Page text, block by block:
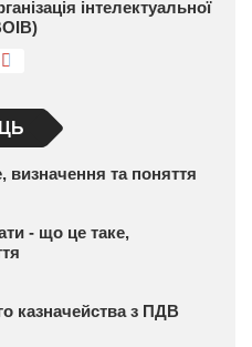
інтелектуальної
та поняття
- що це таке,
казначейства з ПДВ